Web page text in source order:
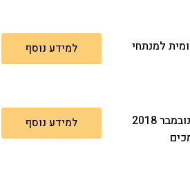
למנתחי
למידע נוסף
עדכונים בנושא נקודות השתלמות: ידיעון נובמבר 2018
למידע נוסף